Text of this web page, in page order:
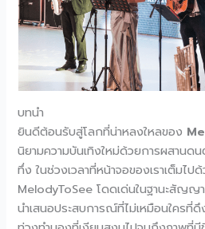
บทนำ
ยินดีต้อนรับสู่โลกที่น่าหลงใหลของ
นิยามความบันเทิงใหม่ด้วยการผสานด
ทึ่ง ในช่วงเวลาที่หน้าจอของเราเต็มไป
MelodyToSee โดดเด่นในฐานะสัญ
นำเสนอประสบการณ์ที่ไม่เหมือนใครที่